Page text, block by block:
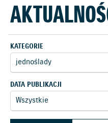
KATEGORIE
DATA PUBLIKACJI